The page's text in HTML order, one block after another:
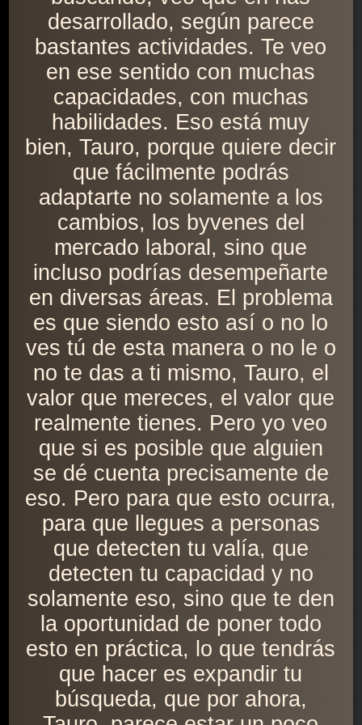
desarrollado, según parece
bastantes actividades. Te veo
en ese sentido con muchas
capacidades, con muchas
habilidades. Eso está muy
bien, Tauro, porque quiere decir
que fácilmente podrás
adaptarte no solamente a los
cambios, los byvenes del
mercado laboral, sino que
incluso podrías desempeñarte
en diversas áreas. El problema
es que siendo esto así o no lo
ves tú de esta manera o no le o
no te das a ti mismo, Tauro, el
valor que mereces, el valor que
realmente tienes. Pero yo veo
que si es posible que alguien
se dé cuenta precisamente de
eso. Pero para que esto ocurra,
para que llegues a personas
que detecten tu valía, que
detecten tu capacidad y no
solamente eso, sino que te den
la oportunidad de poner todo
esto en práctica, lo que tendrás
que hacer es expandir tu
búsqueda, que por ahora,